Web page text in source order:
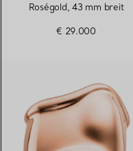
Roségold, 43 mm breit
€ 29.000